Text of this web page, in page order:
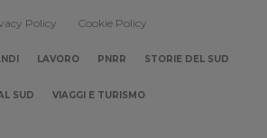
Policy Cookie Policy
LAVORO PNRR STORIE DEL SUD
SUD VIAGGI E TURISMO